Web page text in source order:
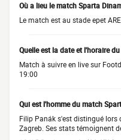
Où a lieu le match Sparta
Le match est au stade epet
Quelle est la date et l'horaire
Match à suivre en live sur
19:00
Qui est l'homme du match
Filip Panák s'est distingué
Zagreb. Ses stats témoignent